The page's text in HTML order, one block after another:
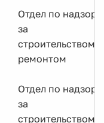
Отдел по надзору
за
строительством и
ремонтом
Отдел по надзору
за
строительством и